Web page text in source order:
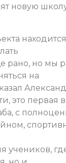
новую
рано, но мы
на
это первая
с
учеников,